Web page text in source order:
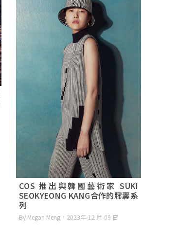
COS 推出與韓國藝術家 SUKI
SEOKYEONG KANG合作的膠囊系
列
By Megan Meng 2023年-12 月-09 日